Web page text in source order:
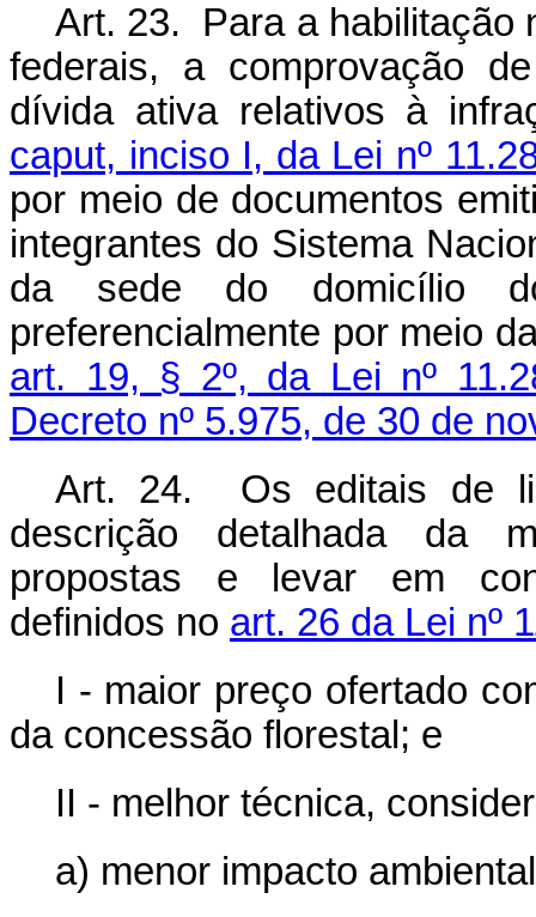
Art. 23. Para a habilitação
federais, a comprovação
dívida ativa relativos à
caput, inciso I, da Lei nº
por meio de documentos
integrantes do Sistema
da sede do domicílio
preferencialmente por meio
art. 19, § 2º, da Lei nº
Decreto nº 5.975, de 30 de
Art. 24. Os editais de
descrição detalhada da
propostas e levar em
definidos no art. 26 da Lei nº
I - maior preço ofertado
da concessão florestal; e
II - melhor técnica,
a) menor impacto